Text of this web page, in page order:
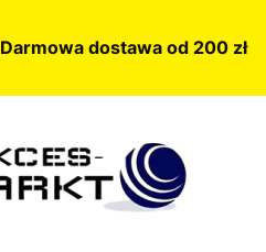
Darmowa dostawa od 200 zł